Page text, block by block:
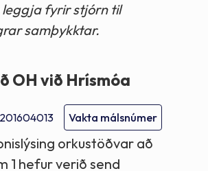
fyrir stjórn til
samþykktar.
OH við Hrísmóa
201604013 Vakta málsnúmer
orkustöðvar að
1 hefur verið send